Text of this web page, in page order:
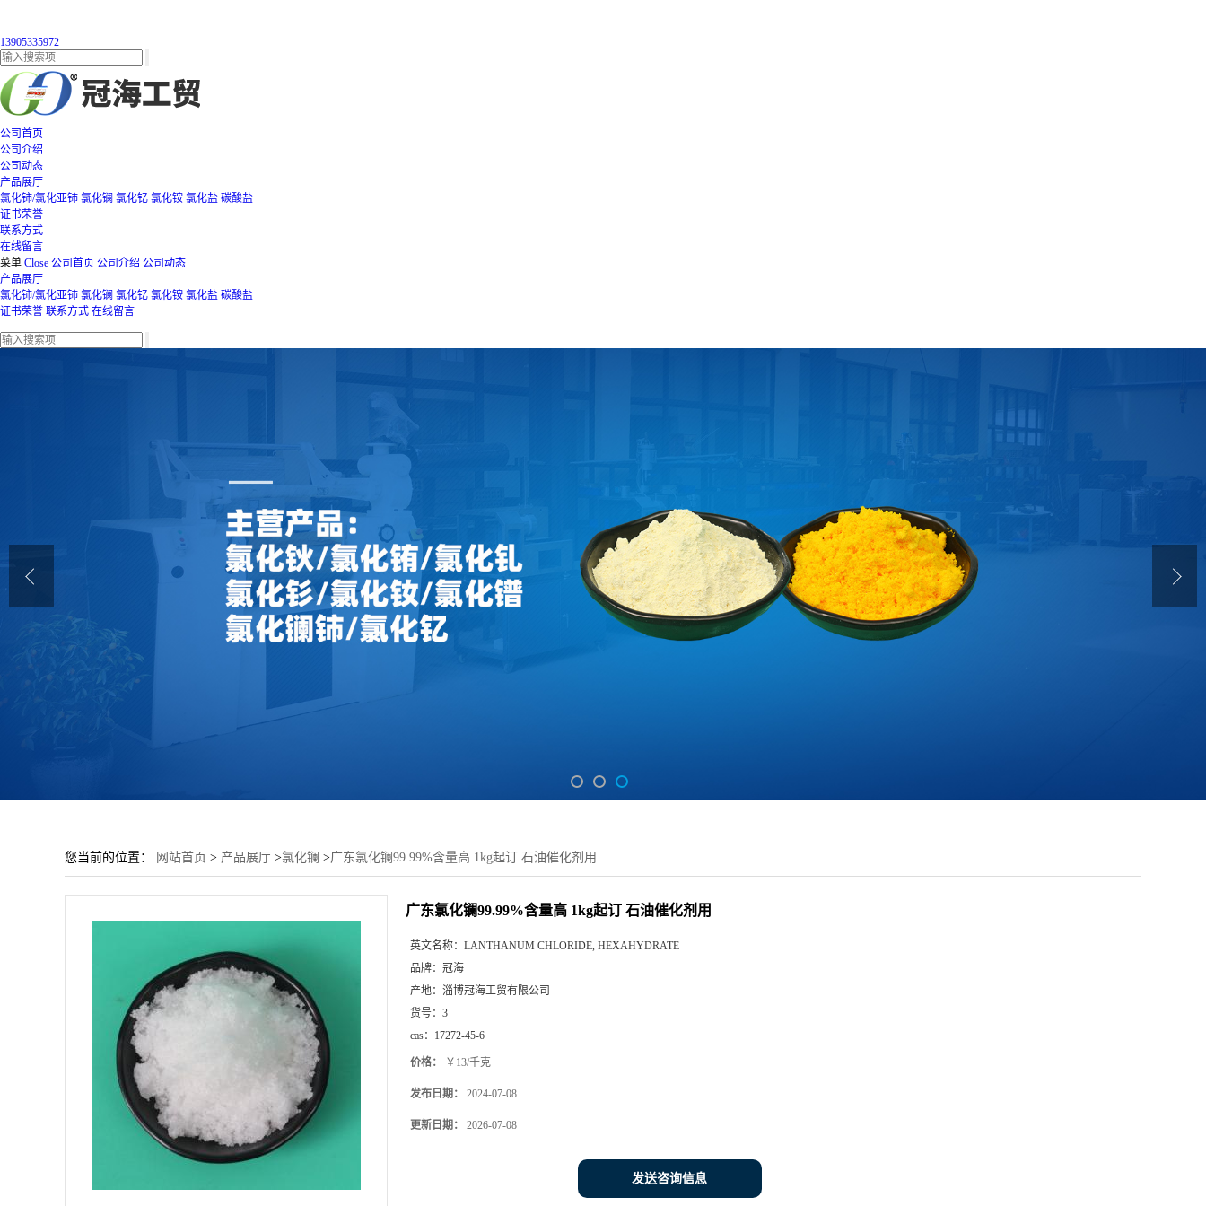
13905335972
公司首页
公司介绍
公司动态
产品展厅
氯化铈/氯化亚铈 氯化镧 氯化钇 氯化铵 氯化盐 碳酸盐
证书荣誉
联系方式
在线留言
菜单 Close 公司首页 公司介绍 公司动态
产品展厅
氯化铈/氯化亚铈 氯化镧 氯化钇 氯化铵 氯化盐 碳酸盐
证书荣誉 联系方式 在线留言
您当前的位置： 网站首页 > 产品展厅 >氯化镧 >广东氯化镧99.99%含量高 1kg起订 石油催化剂用
广东氯化镧99.99%含量高 1kg起订 石油催化剂用
英文名称： LANTHANUM CHLORIDE, HEXAHYDRATE
品牌： 冠海
产地： 淄博冠海工贸有限公司
货号： 3
cas： 17272-45-6
价格： ￥13/千克
发布日期： 2024-07-08
更新日期： 2026-07-08
发送咨询信息